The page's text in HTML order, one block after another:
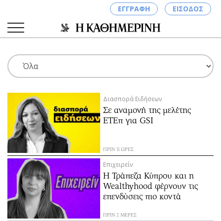
ΕΓΓΡΑΦΗ ΕΙΣΟΔΟΣ
ΚΑΤΗΓΟΡΙΕΣ ΣΥΝΔΕΣΗ
Κύπρος
Παιδεία
Υγεία
Πολιτική
Βουλευτικές 2026
Εκλογές 2024
Προεδρικές 2023
Δημοσκοπήσεις
Διπλωματία
Απόψεις
Αρθρογραφία
Αγγελίες
Ενοικιάζονται
Πωλούνται
Ζητούν εργασία
Θέσεις εργασίας
Διασπορά Ειδήσεων
Σε αναμονή της μελέτης
ΕΤΕπ για GSI
ΠΡΙΝ 11 ΩΡΕΣ
Επιχειρείν
Η Τράπεζα Κύπρου και η
Wealthyhood φέρνουν τις
επενδύσεις πιο κοντά
ΠΡΙΝ 2 ΜΕΡΕΣ